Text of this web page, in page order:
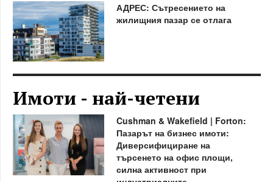
АДРЕС: Сътресението на
жилищния пазар се отлага
Имоти - най-четени
Cushman & Wakefield | Forton:
Пазарът на бизнес имоти:
Диверсифициране на
търсенето на офис площи,
силна активност при